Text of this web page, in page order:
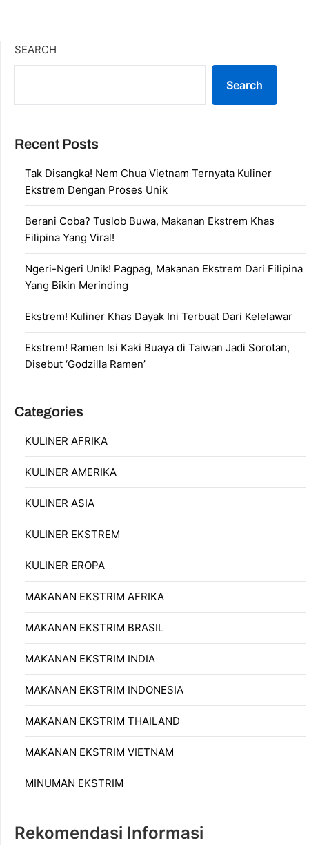
SEARCH
Search
Recent Posts
Tak Disangka! Nem Chua Vietnam Ternyata Kuliner
Ekstrem Dengan Proses Unik
Berani Coba? Tuslob Buwa, Makanan Ekstrem Khas
Filipina Yang Viral!
Ngeri-Ngeri Unik! Pagpag, Makanan Ekstrem Dari Filipina
Yang Bikin Merinding
Ekstrem! Kuliner Khas Dayak Ini Terbuat Dari Kelelawar
Ekstrem! Ramen Isi Kaki Buaya di Taiwan Jadi Sorotan,
Disebut ‘Godzilla Ramen’
Categories
KULINER AFRIKA
KULINER AMERIKA
KULINER ASIA
KULINER EKSTREM
KULINER EROPA
MAKANAN EKSTRIM AFRIKA
MAKANAN EKSTRIM BRASIL
MAKANAN EKSTRIM INDIA
MAKANAN EKSTRIM INDONESIA
MAKANAN EKSTRIM THAILAND
MAKANAN EKSTRIM VIETNAM
MINUMAN EKSTRIM
Rekomendasi Informasi